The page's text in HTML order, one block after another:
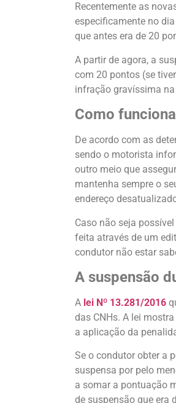
Recentemente as
especificamente no
que antes era de 20
A partir de agora, a
com 20 pontos (se
infração gravíssima
Como
De acordo com as
sendo o motorista
outro meio que
mantenha sempre o
endereço
Caso não seja
feita através de um
condutor não estar
A suspensão
A lei Nº 13.281/2016
das CNHs. A lei
a aplicação da
Se o condutor obter a
suspensa por pelo
a somar a pontuação
de suspensão que era